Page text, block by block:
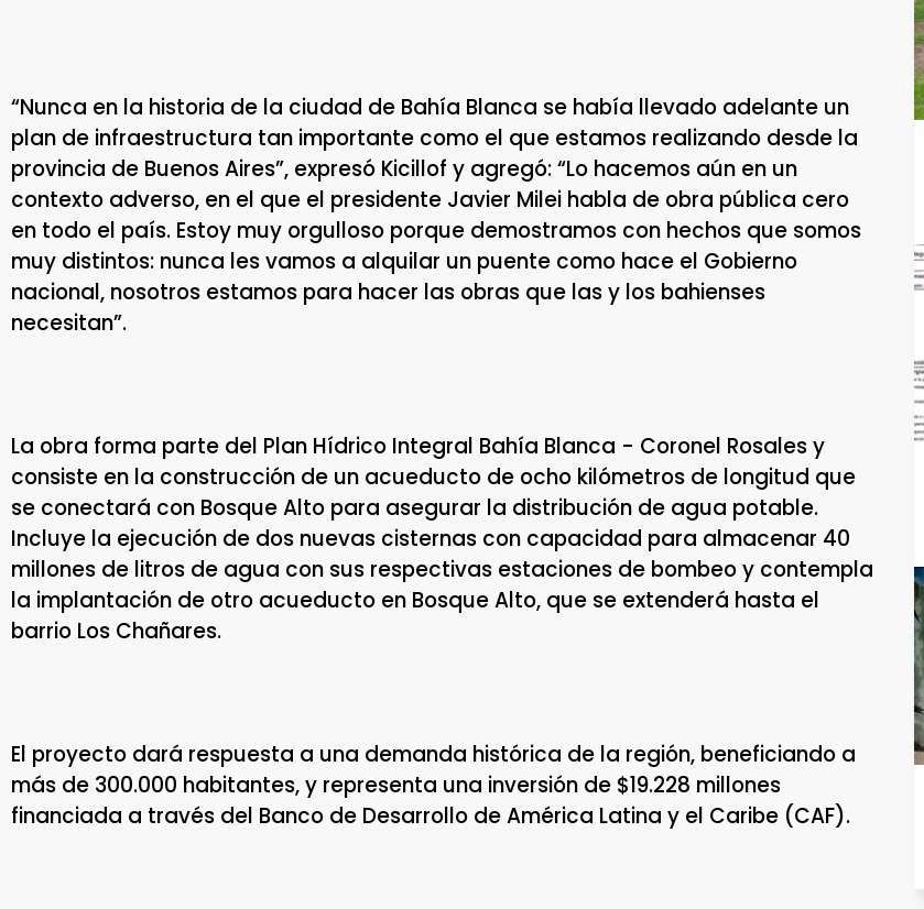
“Nunca en la historia de la ciudad de Bahía Blanca se había llevado adelante un
plan de infraestructura tan importante como el que estamos realizando desde la
provincia de Buenos Aires”, expresó Kicillof y agregó: “Lo hacemos aún en un
contexto adverso, en el que el presidente Javier Milei habla de obra pública cero
en todo el país. Estoy muy orgulloso porque demostramos con hechos que somos
muy distintos: nunca les vamos a alquilar un puente como hace el Gobierno
nacional, nosotros estamos para hacer las obras que las y los bahienses
necesitan”.
La obra forma parte del Plan Hídrico Integral Bahía Blanca - Coronel Rosales y
consiste en la construcción de un acueducto de ocho kilómetros de longitud que
se conectará con Bosque Alto para asegurar la distribución de agua potable.
Incluye la ejecución de dos nuevas cisternas con capacidad para almacenar 40
millones de litros de agua con sus respectivas estaciones de bombeo y contempla
la implantación de otro acueducto en Bosque Alto, que se extenderá hasta el
barrio Los Chañares.
El proyecto dará respuesta a una demanda histórica de la región, beneficiando a
más de 300.000 habitantes, y representa una inversión de $19.228 millones
financiada a través del Banco de Desarrollo de América Latina y el Caribe (CAF).